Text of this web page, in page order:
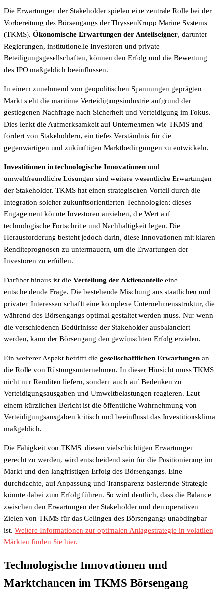
Die Erwartungen der Stakeholder spielen eine zentrale Rolle bei der
Vorbereitung des Börsengangs der ThyssenKrupp Marine Systems
(TKMS). Ökonomische Erwartungen der Anteilseigner, darunter
Regierungen, institutionelle Investoren und private
Beteiligungsgesellschaften, können den Erfolg und die Bewertung
des IPO maßgeblich beeinflussen.
In einem zunehmend von geopolitischen Spannungen geprägten
Markt steht die maritime Verteidigungsindustrie aufgrund der
gestiegenen Nachfrage nach Sicherheit und Verteidigung im Fokus.
Dies lenkt die Aufmerksamkeit auf Unternehmen wie TKMS und
fordert von Stakeholdern, ein tiefes Verständnis für die
gegenwärtigen und zukünftigen Marktbedingungen zu entwickeln.
Investitionen in technologische Innovationen und
umweltfreundliche Lösungen sind weitere wesentliche Erwartungen
der Stakeholder. TKMS hat einen strategischen Vorteil durch die
Integration solcher zukunftsorientierten Technologien; dieses
Engagement könnte Investoren anziehen, die Wert auf
technologische Fortschritte und Nachhaltigkeit legen. Die
Herausforderung besteht jedoch darin, diese Innovationen mit klaren
Renditeprognosen zu untermauern, um die Erwartungen der
Investoren zu erfüllen.
Darüber hinaus ist die Verteilung der Aktienanteile eine
entscheidende Frage. Die bestehende Mischung aus staatlichen und
privaten Interessen schafft eine komplexe Unternehmensstruktur, die
während des Börsengangs optimal gestaltet werden muss. Nur wenn
die verschiedenen Bedürfnisse der Stakeholder ausbalanciert
werden, kann der Börsengang den gewünschten Erfolg erzielen.
Ein weiterer Aspekt betrifft die gesellschaftlichen Erwartungen an
die Rolle von Rüstungsunternehmen. In dieser Hinsicht muss TKMS
nicht nur Renditen liefern, sondern auch auf Bedenken zu
Verteidigungsausgaben und Umweltbelastungen reagieren. Laut
einem kürzlichen Bericht ist die öffentliche Wahrnehmung von
Verteidigungsausgaben kritisch und beeinflusst das Investitionsklima
maßgeblich.
Die Fähigkeit von TKMS, diesen vielschichtigen Erwartungen
gerecht zu werden, wird entscheidend sein für die Positionierung im
Markt und den langfristigen Erfolg des Börsengangs. Eine
durchdachte, auf Anpassung und Transparenz basierende Strategie
könnte dabei zum Erfolg führen. So wird deutlich, dass die Balance
zwischen den Erwartungen der Stakeholder und den operativen
Zielen von TKMS für das Gelingen des Börsengangs unabdingbar
ist. Weitere Informationen zur optimalen Anlagestrategie in volatilen
Märkten finden Sie hier.
Technologische Innovationen und
Marktchancen im TKMS Börsengang